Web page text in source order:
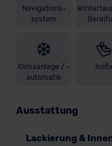
Navigations-
system
Klimaanlage / -
automatik
Isofix
Ausstattung
Lackierung &